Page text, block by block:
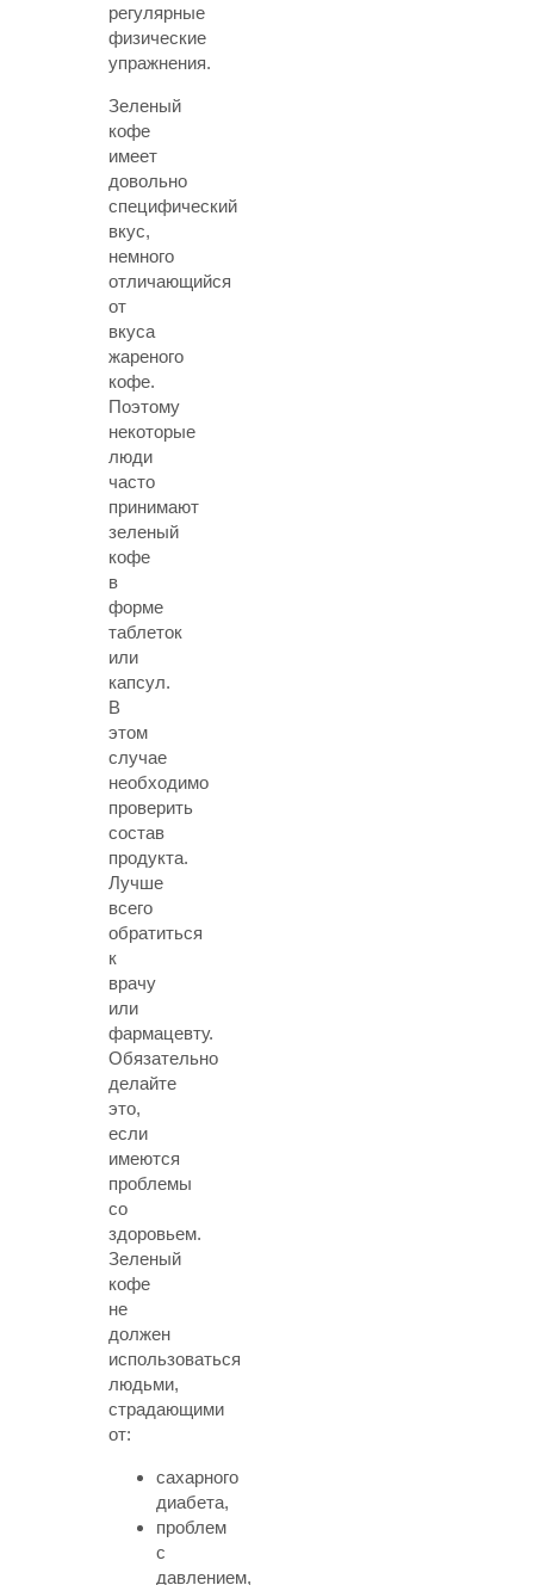
регулярные
физические
упражнения.
Зеленый
кофе
имеет
довольно
специфический
вкус,
немного
отличающийся
от
вкуса
жареного
кофе.
Поэтому
некоторые
люди
часто
принимают
зеленый
кофе
в
форме
таблеток
или
капсул.
В
этом
случае
необходимо
проверить
состав
продукта.
Лучше
всего
обратиться
к
врачу
или
фармацевту.
Обязательно
делайте
это,
если
имеются
проблемы
со
здоровьем.
Зеленый
кофе
не
должен
использоваться
людьми,
страдающими
от:
сахарного
диабета,
проблем
с
давлением,